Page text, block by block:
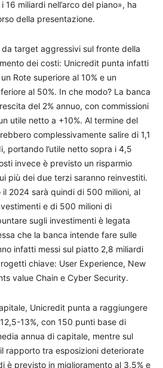
miliardi nell’arco del piano», ha
della presentazione.
target aggressivi sul fronte della
dei costi: Unicredit punta infatti
Rote superiore al 10% e un
al 50%. In che modo? La banca
del 2% annuo, con commissioni
utile netto a +10%. Al termine del
complessivamente salire di 1,1
portando l’utile netto sopra i 4,5
invece è previsto un risparmio
più dei due terzi saranno reinvestiti.
2024 sarà quindi di 500 milioni, al
e di 500 milioni di
sugli investimenti è legata
che la banca intende fare sulle
infatti messi sul piatto 2,8 miliardi
chiave: User Experience, New
value Chain e Cyber Security.
Unicredit punta a raggiungere
13%, con 150 punti base di
annua di capitale, mentre sul
rapporto tra esposizioni deteriorate
è previsto in miglioramento al 3,5% e